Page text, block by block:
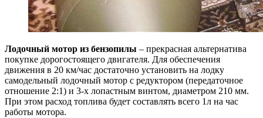
Лодочный мотор из бензопилы – прекрасная альтернатива
покупке дорогостоящего двигателя. Для обеспечения
движения в 20 км/час достаточно установить на лодку
самодельный лодочный мотор с редуктором (передаточное
отношение 2:1) и 3-х лопастным винтом, диаметром 210 мм.
При этом расход топлива будет составлять всего 1л на час
работы мотора.